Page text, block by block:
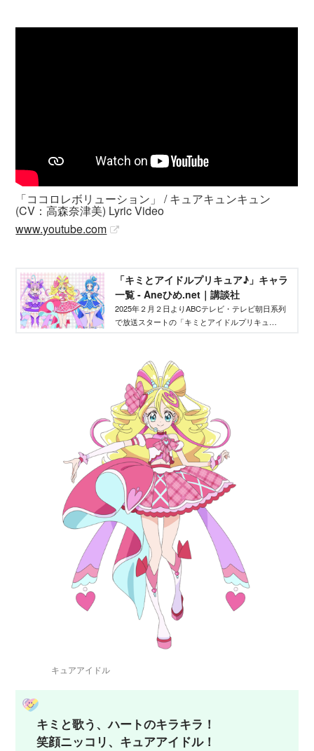
「ココロレボリューション」 / キュアキュンキュン
(CV：高森奈津美) Lyric Video
www.youtube.com
「キミとアイドルプリキュア♪」キャラ
一覧 - Aneひめ.net｜講談社
2025年２月２日よりABCテレビ・テレビ朝日系列
で放送スタートの「キミとアイドルプリキュ
ご紹介いたします。
キュアアイドル
キミと歌う、ハートのキラキラ！
笑顔ニッコリ、キュアアイドル！